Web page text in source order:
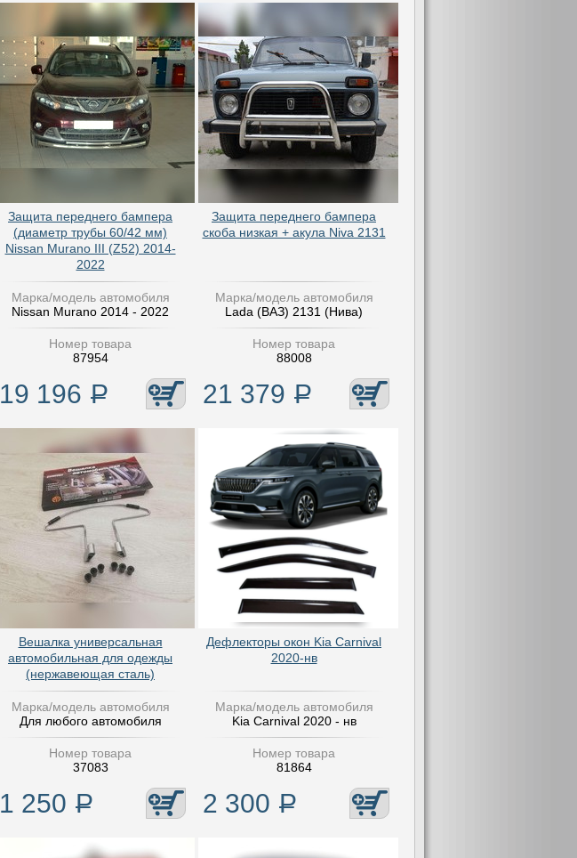
Защита переднего бампера
(диаметр трубы 60/42 мм)
Nissan Murano III (Z52) 2014-
2022
Марка/модель автомобиля
Nissan Murano 2014 - 2022
Номер товара
87954
19 196 Р
Защита переднего бампера
скоба низкая + акула Niva 2131
Марка/модель автомобиля
Lada (ВАЗ) 2131 (Нива)
Номер товара
88008
21 379 Р
Вешалка универсальная
автомобильная для одежды
(нержавеющая сталь)
Марка/модель автомобиля
Для любого автомобиля
Номер товара
37083
1 250 Р
Дефлекторы окон Kia Carnival
2020-нв
Марка/модель автомобиля
Kia Carnival 2020 - нв
Номер товара
81864
2 300 Р